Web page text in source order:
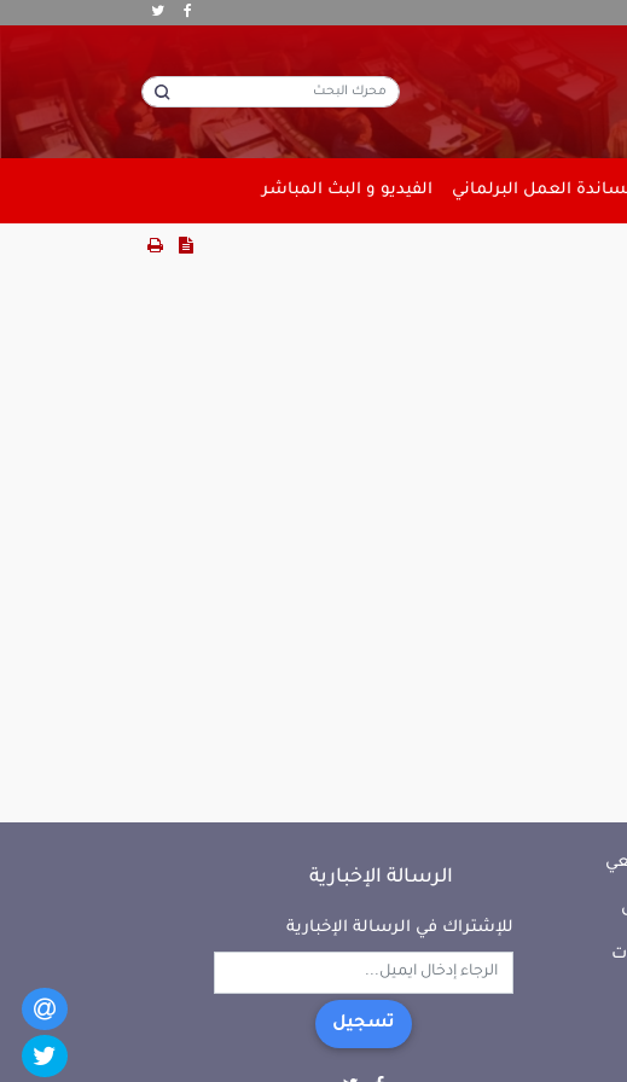
العمل البرلماني الفيديو و البث المباشر
الرسالة الإخبارية
للإشتراك في الرسالة الإخبارية
تسجيل